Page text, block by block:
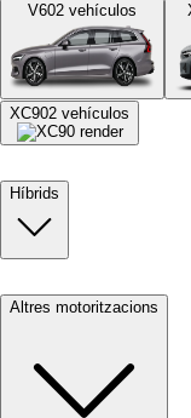
V602 vehículos
XC902 vehículos
Híbrids
Altres motoritzacions